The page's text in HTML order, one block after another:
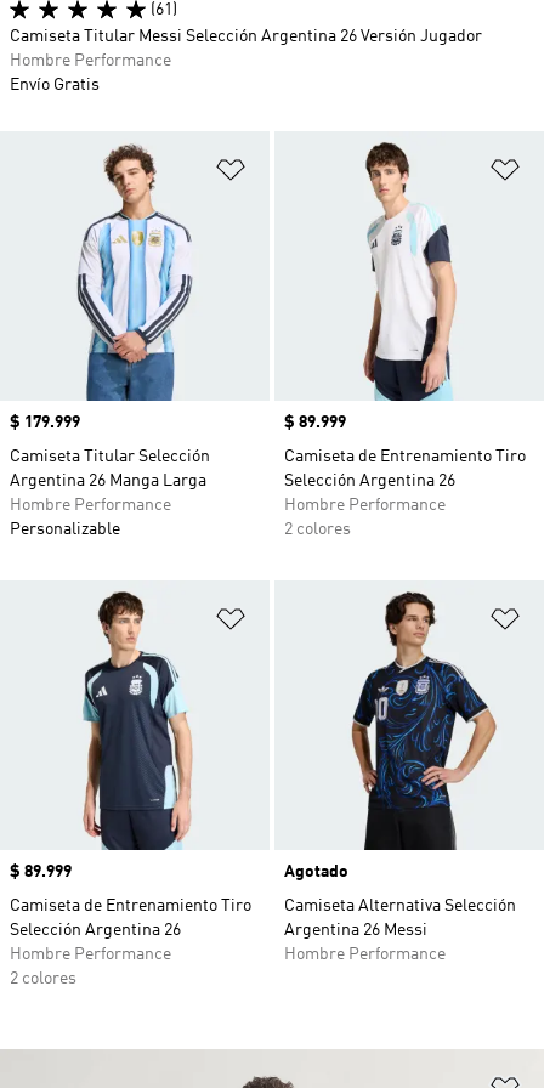
Añadir a la lista de deseos
Precio
$ 179.999
Camiseta Titular Selección
Argentina 26 Manga Larga
Hombre Performance
Personalizable
Precio
$ 89.999
Camiseta de Entrenamiento Tiro
Selección Argentina 26
Hombre Performance
2 colores
Añadir a la lista de deseos
Precio
$ 89.999
Camiseta de Entrenamiento Tiro
Selección Argentina 26
Hombre Performance
2 colores
Agotado
Camiseta Alternativa Selección
Argentina 26 Messi
Hombre Performance
(61)
Camiseta Titular Messi Selección Argentina 26 Versión Jugador
Hombre Performance
Envío Gratis